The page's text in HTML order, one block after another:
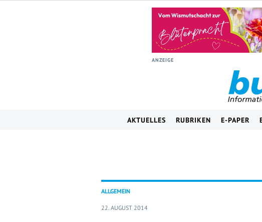
ANZEIGE
AKTUELLES RUBRIKEN E-PAPER
ALLGEMEIN
22. AUGUST 2014